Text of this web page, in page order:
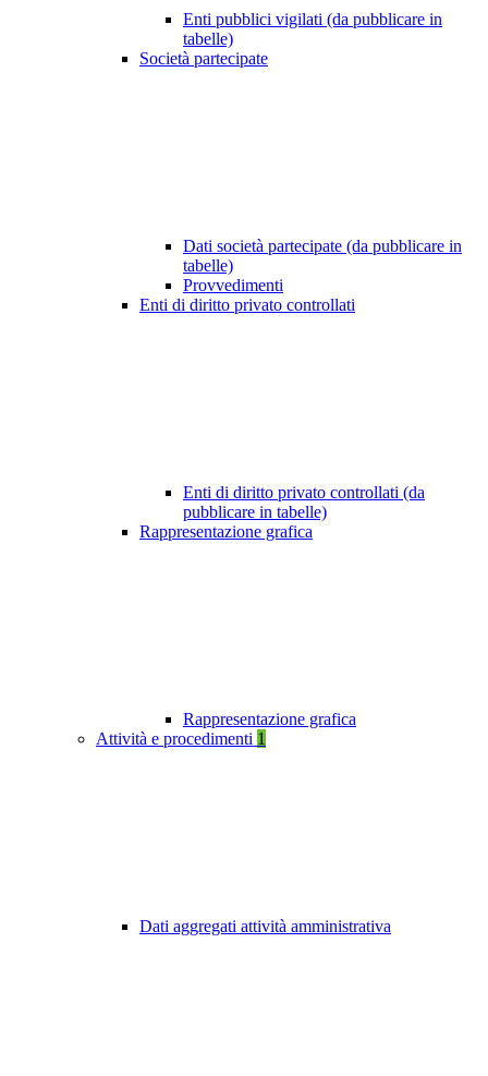
Enti pubblici vigilati (da pubblicare in
tabelle)
Società partecipate
Dati società partecipate (da pubblicare in
tabelle)
Provvedimenti
Enti di diritto privato controllati
Enti di diritto privato controllati (da
pubblicare in tabelle)
Rappresentazione grafica
Rappresentazione grafica
Attività e procedimenti 1
Dati aggregati attività amministrativa